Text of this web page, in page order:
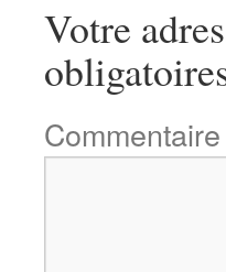
Votre
Commentaire